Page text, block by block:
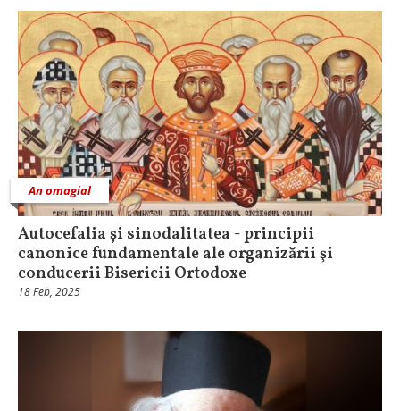
An omagial
Autocefalia și sinodalitatea - principii
canonice fundamentale ale organizării şi
conducerii Bisericii Ortodoxe
18 Feb, 2025